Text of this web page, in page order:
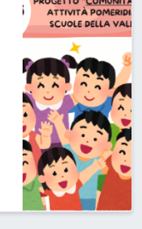
A.S. 2025/2026 -